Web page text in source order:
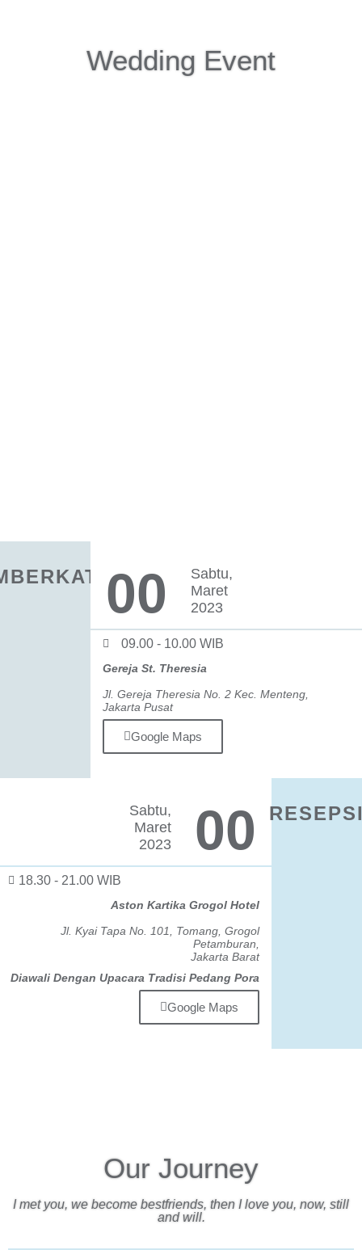
Wedding Event
00
Sabtu,
Maret
2023
09.00 - 10.00 WIB
Gereja St. Theresia
Jl. Gereja Theresia No. 2 Kec. Menteng,
Jakarta Pusat
Google Maps
Sabtu,
Maret
2023
00
18.30 - 21.00 WIB
Aston Kartika Grogol Hotel
Jl. Kyai Tapa No. 101, Tomang, Grogol
Petamburan,
Jakarta Barat
Diawali Dengan Upacara Tradisi Pedang Pora
Google Maps
Our Journey
I met you, we become bestfriends, then I love you, now, still
and will.